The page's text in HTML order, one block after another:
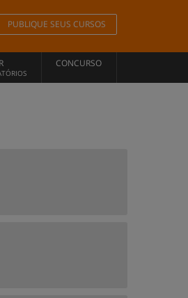
PUBLIQUE SEUS CURSOS
CONCURSO